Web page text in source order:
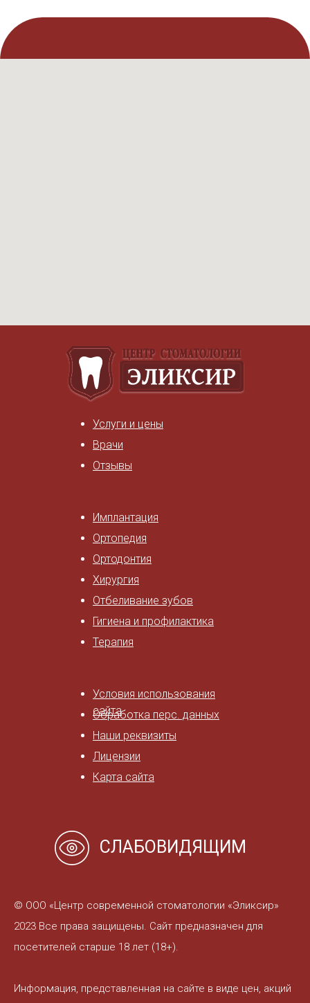
Услуги и цены
Врачи
Отзывы
Гигиена и профилактика
Терапия
Отбеливание зубов
Ортодонтия
Ортопедия
Хирургия
Имплантация
Условия использования
сайта
Обработка перс. данных
Наши реквизиты
Лицензии
Карта сайта
СЛАБОВИДЯЩИМ
© ООО «Центр современной стоматологии «Эликсир»
2023 Все права защищены. Сайт предназначен для
посетителей старше 18 лет (18+).
Информация, представленная на сайте в виде цен, акций